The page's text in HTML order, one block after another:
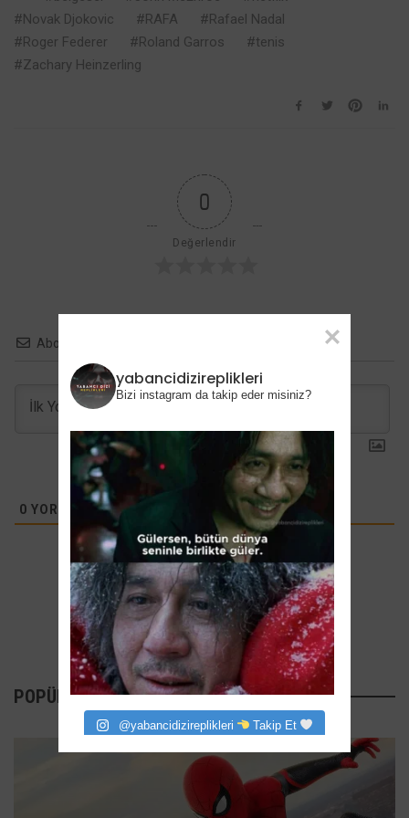
Karanlık
Komedi Gizemi
Netflix’te
Novak Djokovic
RAFA
Rafael Nadal
Roger Federer
Roland Garros
tenis
Zachary Heinzerling
0
Değerlendir
Abone ol
0 YORUMLAR
POPÜLER YAZILAR
yabancidizireplikleri
Bizi instagram da takip eder misiniz?
@yabancidizireplikleri Takip Et